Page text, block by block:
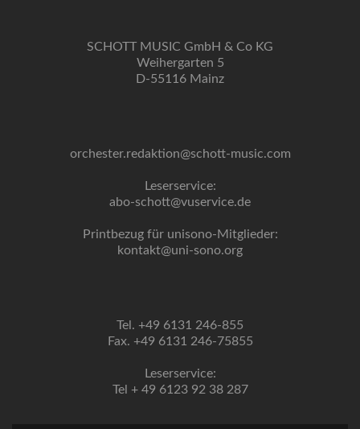
SCHOTT MUSIC GmbH & Co KG
Weihergarten 5
D-55116 Mainz
orchester.redaktion@schott-music.com
Leserservice:
abo-schott@vuservice.de
Printbezug für unisono-Mitglieder:
kontakt@uni-sono.org
Tel. +49 6131 246-855
Fax. +49 6131 246-75855
Leserservice:
Tel + 49 6123 92 38 287